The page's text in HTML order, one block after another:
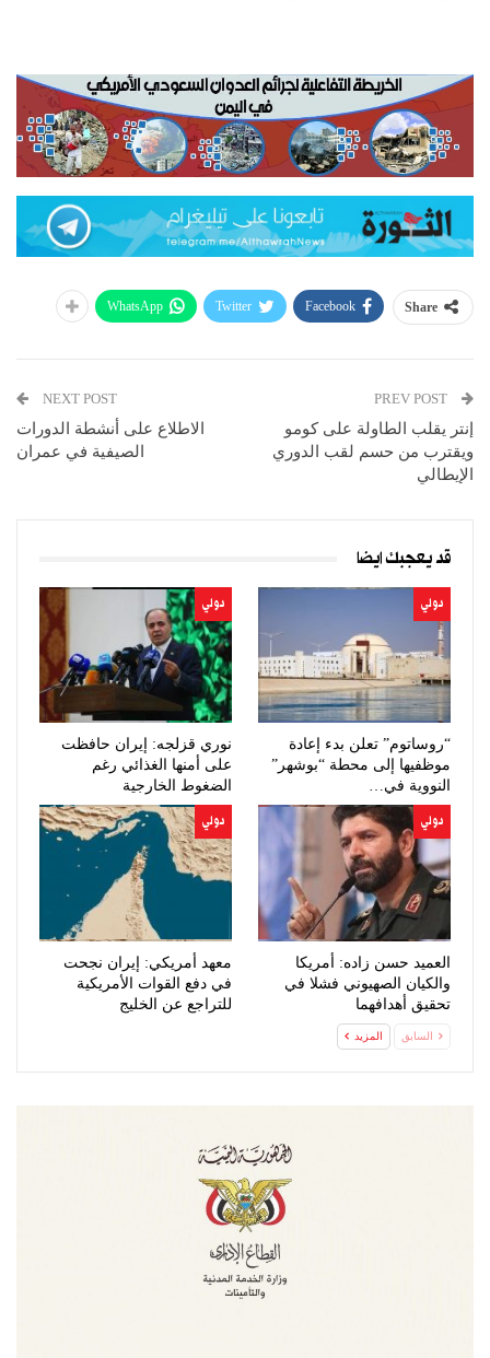
Share
Facebook
Twitter
WhatsApp
إنتر يقلب الطاولة على كومو
ويقترب من حسم لقب الدوري
الإيطالي
NEXT POST
الاطلاع على أنشطة الدورات
الصيفية في عمران
قد يعجبك ايضا
دولي
“روساتوم” تعلن بدء إعادة
موظفيها إلى محطة “بوشهر”
النووية في…
دولي
نوري قزلجه: إيران حافظت
على أمنها الغذائي رغم
الضغوط الخارجية
دولي
العميد حسن زاده: أمريكا
والكيان الصهيوني فشلا في
تحقيق أهدافهما
دولي
معهد أمريكي: إيران نجحت
في دفع القوات الأمريكية
للتراجع عن الخليج
السابق المزيد